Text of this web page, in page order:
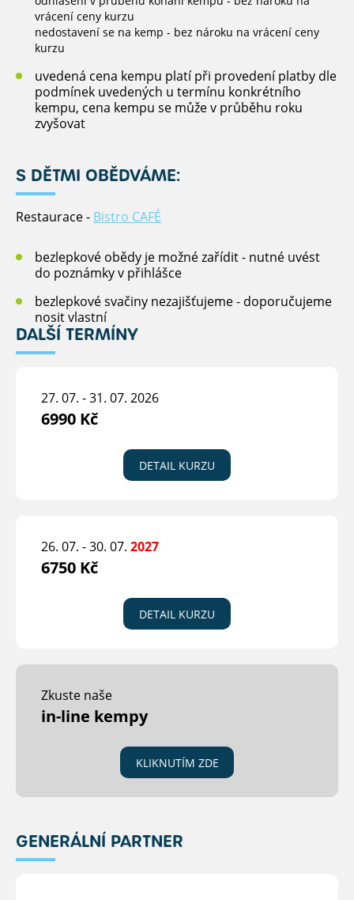
vrácení ceny kurzu
nedostavení se na kemp - bez nároku na vrácení ceny
kurzu
uvedená cena kempu platí při provedení platby dle
podmínek uvedených u termínu konkrétního
kempu, cena kempu se může v průběhu roku
zvyšovat
S DĚTMI OBĚDVÁME:
Restaurace - Bistro CAFÉ
bezlepkové obědy je možné zařídit - nutné uvést
do poznámky v přihlášce
bezlepkové svačiny nezajišťujeme - doporučujeme
nosit vlastní
DALŠÍ TERMÍNY
27. 07. - 31. 07. 2026
6990 Kč
DETAIL KURZU
26. 07. - 30. 07. 2027
6750 Kč
DETAIL KURZU
Zkuste naše
in-line kempy
KLIKNUTÍM ZDE
GENERÁLNÍ PARTNER